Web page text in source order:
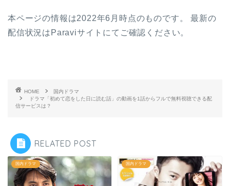
本ページの情報は2022年6月時点のものです。 最新の
配信状況はParaviサイトにてご確認ください。
HOME
国内ドラマ
ドラマ「初めて恋をした日に読む話」の動画を1話からフルで無料視聴できる配
信サービスは？
RELATED POST
国内ドラマ 国内ドラマ